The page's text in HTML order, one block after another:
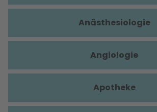
Anästhesiologie
Angiologie
Apotheke